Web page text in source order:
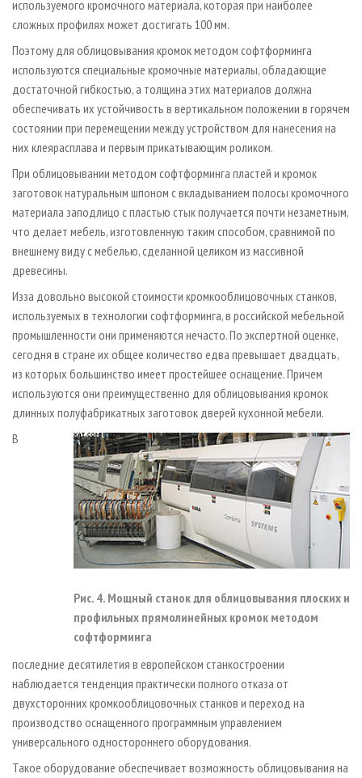
используемого кромочного материала, которая при наиболее
сложных профилях может достигать 100 мм.
Поэтому для облицовывания кромок методом софтформинга
используются специальные кромочные материалы, обладающие
достаточной гибкостью, а толщина этих материалов должна
обеспечивать их устойчивость в вертикальном положении в горячем
состоянии при перемещении между устройством для нанесения на
них клея­расплава и первым прикатывающим роликом.
При облицовывании методом софтформинга пластей и кромок
заготовок натуральным шпоном с вкладыванием полосы кромочного
материала заподлицо с пластью стык получается почти незаметным,
что делает мебель, изготовленную таким способом, сравнимой по
внешнему виду с мебелью, сделанной целиком из массивной
древесины.
Из­за довольно высокой стоимости кромкооблицовочных станков,
используемых в технологии софтформинга, в российской мебельной
промышленности они применяются нечасто. По экспертной оценке,
сегодня в стране их общее количество едва превышает двадцать,
из которых большинство имеет простейшее оснащение. Причем
используются они преимущественно для облицовывания кромок
длинных полуфабрикатных заготовок дверей кухонной мебели.
Рис. 4. Мощный станок для облицовывания плоских и
профильных прямолинейных кромок методом
софтформинга
В
последние десятилетия в европейском станкостроении
наблюдается тенденция практически полного отказа от
двухсторонних кромкооблицовочных станков и переход на
производство оснащенного программным управлением
универсального одностороннего оборудования.
Такое оборудование обеспечивает возможность облицовывания на